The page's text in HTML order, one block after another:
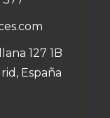
127 1B
España